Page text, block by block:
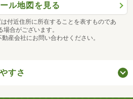
ル地図を見る
付近住所に所在することを表すものであ
合がございます。
産会社にお問い合わせください。
すさ